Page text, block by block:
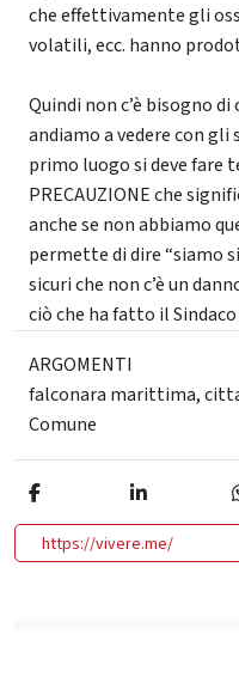
che effettivamente gli
volatili, ecc. hanno
Quindi non c’è bisogno
andiamo a vedere con
primo luogo si deve fare
PRECAUZIONE che
anche se non abbiamo
permette di dire “siamo
sicuri che non c’è un
ciò che ha fatto il
ARGOMENTI
falconara marittima,
Comune
https://vivere.me/